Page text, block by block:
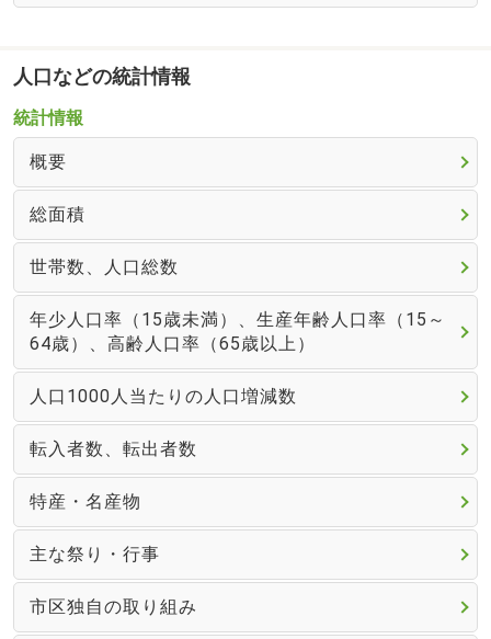
人口などの統計情報
統計情報
概要
総面積
世帯数、人口総数
年少人口率（15歳未満）、生産年齢人口率（15～
64歳）、高齢人口率（65歳以上）
人口1000人当たりの人口増減数
転入者数、転出者数
特産・名産物
主な祭り・行事
市区独自の取り組み